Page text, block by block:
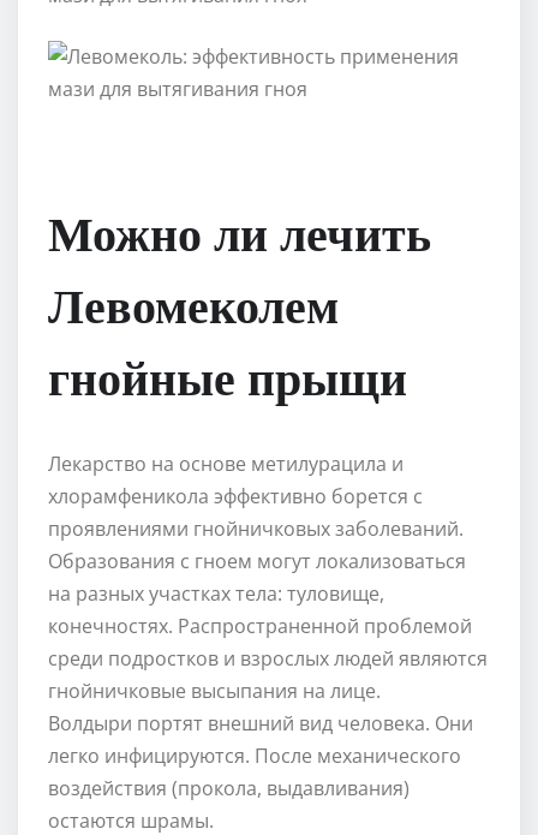
Можно ли лечить
Левомеколем
гнойные прыщи
Лекарство на основе метилурацила и
хлорамфеникола эффективно борется с
проявлениями гнойничковых заболеваний.
Образования с гноем могут локализоваться
на разных участках тела: туловище,
конечностях. Распространенной проблемой
среди подростков и взрослых людей являются
гнойничковые высыпания на лице.
Волдыри портят внешний вид человека. Они
легко инфицируются. После механического
воздействия (прокола, выдавливания)
остаются шрамы.